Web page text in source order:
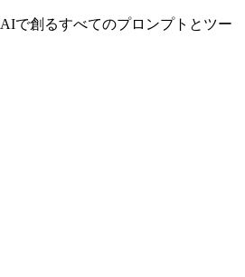
AIで創るすべてのプロンプトとツー